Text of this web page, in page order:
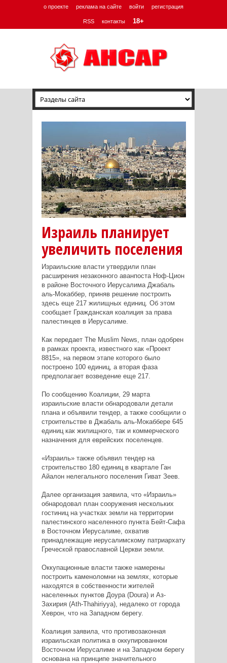
о проекте реклама на сайте войти регистрация
RSS контакты 18+
Израиль планирует
увеличить поселения
Израильские власти утвердили план
расширения незаконного аванпоста Ноф-Цион
в районе Восточного Иерусалима Джабаль
аль-Мокаббер, приняв решение построить
здесь еще 217 жилищных единиц. Об этом
сообщает Гражданская коалиция за права
палестинцев в Иерусалиме.
Как передает The Muslim News , план одобрен
в рамках проекта, известного как «Проект
8815», на первом этапе которого было
построено 100 единиц, а вторая фаза
предполагает возведение еще 217.
По сообщению Коалиции, 29 марта
израильские власти обнародовали детали
плана и объявили тендер, а также сообщили о
строительстве в Джабаль аль-Мокаббере 645
единиц как жилищного, так и коммерческого
назначения для еврейских поселенцев.
«Израиль» также объявил тендер на
строительство 180 единиц в квартале Ган
Айалон нелегального поселения Гиват Зеев.
Далее организация заявила, что «Израиль»
обнародовал план сооружения нескольких
гостиниц на участках земли на территории
палестинского населенного пункта Бейт-Сафа
в Восточном Иерусалиме, охватив
принадлежащие иерусалимскому патриархату
Греческой православной Церкви земли.
Оккупационные власти также намерены
построить каменоломни на землях, которые
находятся в собственности жителей
населенных пунктов Доура (Doura) и Аз-
Захирия (Ath-Thahiriyya), недалеко от города
Хеврон, что на Западном берегу.
Коалиция заявила, что противозаконная
израильская политика в оккупированном
Восточном Иерусалиме и на Западном берегу
основана на принципе значительного